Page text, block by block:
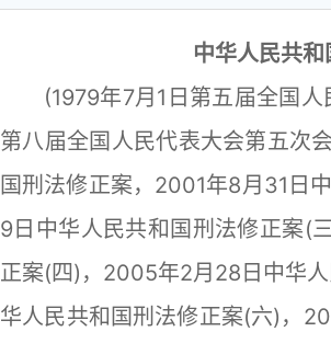
中华人民共和
(1979年7月1日第五届全国人
第八届全国人民代表大会第五次
国刑法修正案，2001年8月31日
9日中华人民共和国刑法修正案(
正案(四)，2005年2月28日中华
华人民共和国刑法修正案(六)，